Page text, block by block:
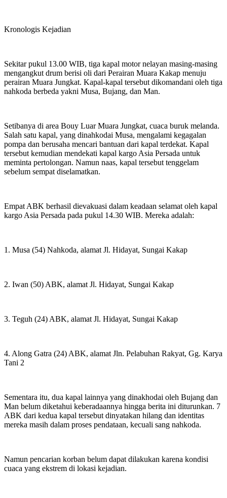
Kronologis Kejadian
Sekitar pukul 13.00 WIB, tiga kapal motor nelayan masing-masing
mengangkut drum berisi oli dari Perairan Muara Kakap menuju
perairan Muara Jungkat. Kapal-kapal tersebut dikomandani oleh tiga
nahkoda berbeda yakni Musa, Bujang, dan Man.
Setibanya di area Bouy Luar Muara Jungkat, cuaca buruk melanda.
Salah satu kapal, yang dinahkodai Musa, mengalami kegagalan
pompa dan berusaha mencari bantuan dari kapal terdekat. Kapal
tersebut kemudian mendekati kapal kargo Asia Persada untuk
meminta pertolongan. Namun naas, kapal tersebut tenggelam
sebelum sempat diselamatkan.
Empat ABK berhasil dievakuasi dalam keadaan selamat oleh kapal
kargo Asia Persada pada pukul 14.30 WIB. Mereka adalah:
1. Musa (54) Nahkoda, alamat Jl. Hidayat, Sungai Kakap
2. Iwan (50) ABK, alamat Jl. Hidayat, Sungai Kakap
3. Teguh (24) ABK, alamat Jl. Hidayat, Sungai Kakap
4. Along Gatra (24) ABK, alamat Jln. Pelabuhan Rakyat, Gg. Karya
Tani 2
Sementara itu, dua kapal lainnya yang dinakhodai oleh Bujang dan
Man belum diketahui keberadaannya hingga berita ini diturunkan. 7
ABK dari kedua kapal tersebut dinyatakan hilang dan identitas
mereka masih dalam proses pendataan, kecuali sang nahkoda.
Namun pencarian korban belum dapat dilakukan karena kondisi
cuaca yang ekstrem di lokasi kejadian.